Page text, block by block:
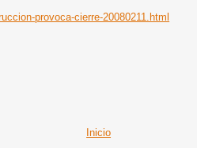
provoca-cierre-20080211.html
Inicio